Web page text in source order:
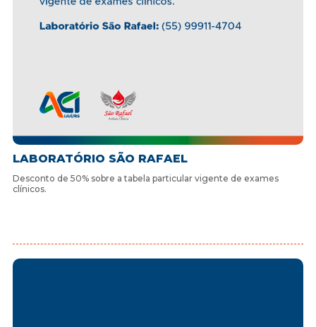
LABORATÓRIO SÃO RAFAEL
Desconto de 50% sobre a tabela particular vigente de exames
clínicos.